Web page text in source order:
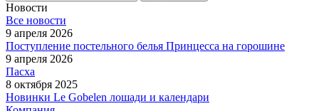
Новости
Все новости
9 апреля 2026
Поступление постельного белья Принцесса на горошине
9 апреля 2026
Пасха
8 октября 2025
Новинки Le Gobelen лошади и календари